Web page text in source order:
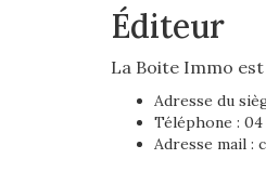
Éditeur
La Boite Immo est
Adresse du
Téléphone : 04
Adresse mail :